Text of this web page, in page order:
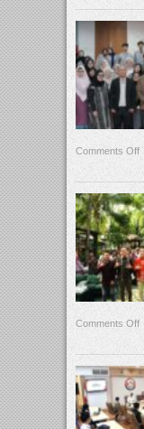
Comments Off
Comments Off